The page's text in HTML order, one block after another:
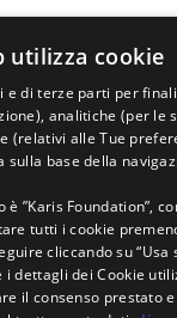
utilizza cookie
e di terze parti per
analitiche (per le
(relativi alle Tue
sulla base della
”Karis Foundation”,
tutti i cookie
cliccando su “Usa
dettagli dei Cookie
il consenso prestato